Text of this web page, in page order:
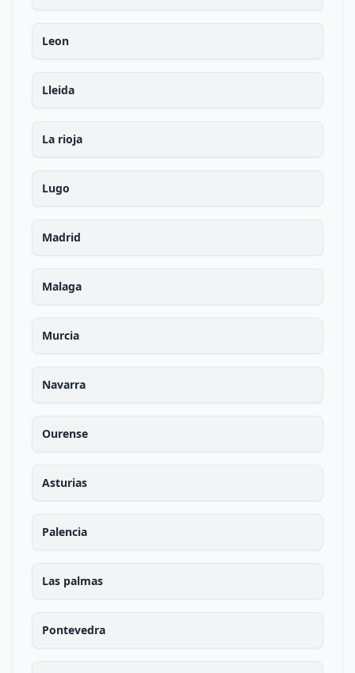
Leon
Lleida
La rioja
Lugo
Madrid
Malaga
Murcia
Navarra
Ourense
Asturias
Palencia
Las palmas
Pontevedra